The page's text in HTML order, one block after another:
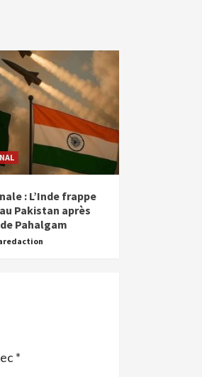
: L’Inde frappe
Pakistan après
Pahalgam
*